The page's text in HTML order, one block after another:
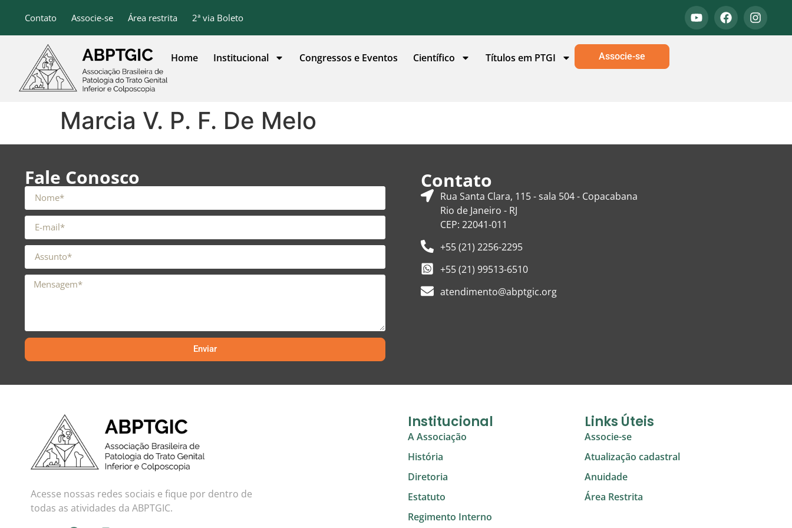
conteúdo
Contato Associe-se Área restrita 2ª via Boleto
Home Institucional Congressos e Eventos Científico Títulos em PTGI Associe-se
Marcia V. P. F. De Melo
Fale Conosco
Enviar
Contato
Rua Santa Clara, 115 - sala 504 - Copacabana
Rio de Janeiro - RJ
CEP: 22041-011
+55 (21) 2256-2295
+55 (21) 99513-6510
atendimento@abptgic.org
Acesse nossas redes sociais e fique por dentro de
todas as atividades da ABPTGIC.
Institucional
A Associação
História
Diretoria
Estatuto
Regimento Interno
Links Úteis
Associe-se
Atualização cadastral
Anuidade
Área Restrita